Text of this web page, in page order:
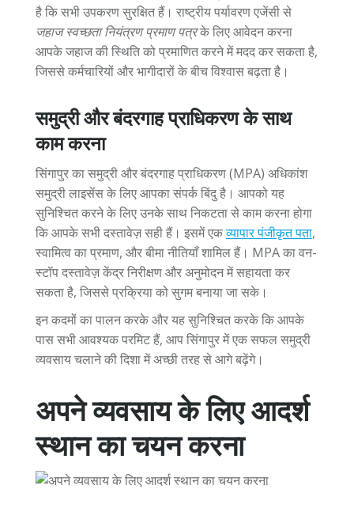
है कि सभी उपकरण सुरक्षित हैं। राष्ट्रीय पर्यावरण एजेंसी से
जहाज स्वच्छता नियंत्रण प्रमाण पत्रके लिए आवेदन करना
आपके जहाज की स्थिति को प्रमाणित करने में मदद कर सकता है,
जिससे कर्मचारियों और भागीदारों के बीच विश्वास बढ़ता है।
समुद्री और बंदरगाह प्राधिकरण के साथ
काम करना
सिंगापुर का समुद्री और बंदरगाह प्राधिकरण (MPA) अधिकांश
समुद्री लाइसेंस के लिए आपका संपर्क बिंदु है। आपको यह
सुनिश्चित करने के लिए उनके साथ निकटता से काम करना होगा
कि आपके सभी दस्तावेज़ सही हैं। इसमें एकव्यापार पंजीकृत पता,
स्वामित्व का प्रमाण, और बीमा नीतियाँ शामिल हैं। MPA का वन-
स्टॉप दस्तावेज़ केंद्र निरीक्षण और अनुमोदन में सहायता कर
सकता है, जिससे प्रक्रिया को सुगम बनाया जा सके।
इन कदमों का पालन करके और यह सुनिश्चित करके कि आपके
पास सभी आवश्यक परमिट हैं, आप सिंगापुर में एक सफल समुद्री
व्यवसाय चलाने की दिशा में अच्छी तरह से आगे बढ़ेंगे।
अपने व्यवसाय के लिए आदर्श
स्थान का चयन करना